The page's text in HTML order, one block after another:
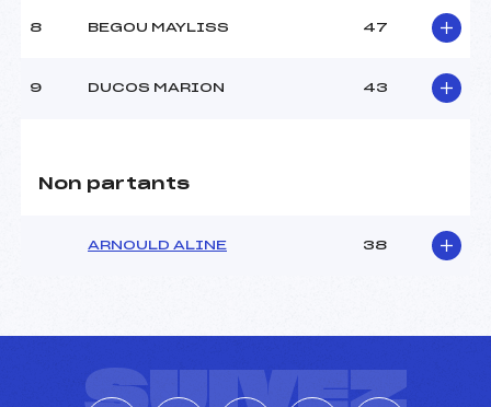
8 BEGOU MAYLISS 47
9 DUCOS MARION 43
Non partants
ARNOULD ALINE 38